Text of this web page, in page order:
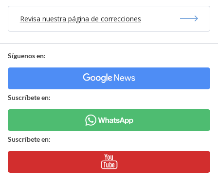
Revisa nuestra página de correcciones
Síguenos en:
Suscríbete en:
Suscríbete en: